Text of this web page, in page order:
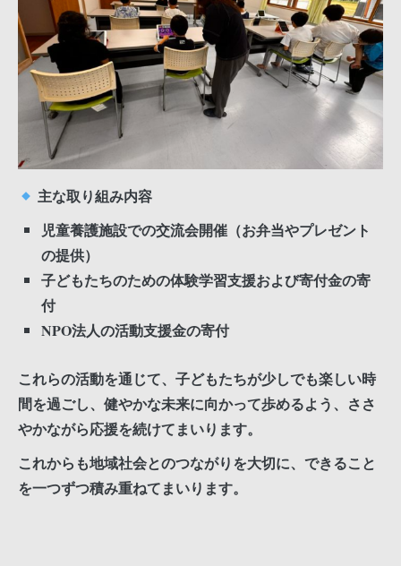
主な取り組み内容
児童養護施設での交流会開催（お弁当やプレゼント
の提供）
子どもたちのための体験学習支援および寄付金の寄
付
NPO法人の活動支援金の寄付
これらの活動を通じて、子どもたちが少しでも楽しい時
間を過ごし、健やかな未来に向かって歩めるよう、ささ
やかながら応援を続けてまいります。
これからも地域社会とのつながりを大切に、できること
を一つずつ積み重ねてまいります。